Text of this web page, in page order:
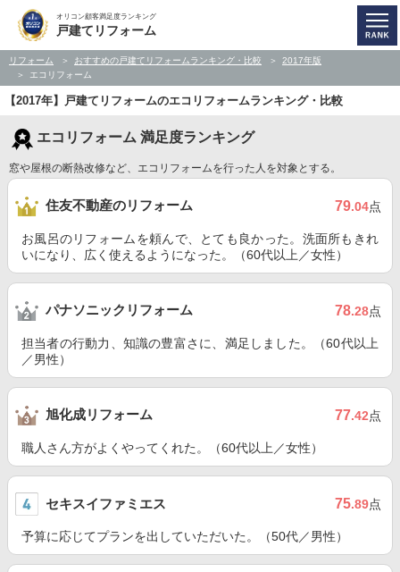
オリコン顧客満足度ランキング
戸建てリフォーム
リフォーム おすすめの戸建てリフォームランキング・比較
2017年版
エコリフォーム
【2017年】戸建てリフォームのエコリフォームランキング・比較
エコリフォーム 満足度ランキング
窓や屋根の断熱改修など、エコリフォームを行った人を対象とする。
住友不動産のリフォーム 79.04点
お風呂のリフォームを頼んで、とても良かった。洗面所もきれ
いになり、広く使えるようになった。（60代以上／女性）
パナソニックリフォーム 78.28点
担当者の行動力、知識の豊富さに、満足しました。（60代以上
／男性）
旭化成リフォーム 77.42点
職人さん方がよくやってくれた。（60代以上／女性）
セキスイファミエス 75.89点
予算に応じてプランを出していただいた。（50代／男性）